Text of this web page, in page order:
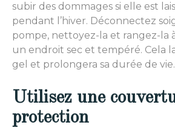
subir des dommages si elle est
pendant l’hiver. Déconnectez
pompe, nettoyez-la et rangez-la
un endroit sec et tempéré. Cela
gel et prolongera sa durée de vie.
Utilisez une
protection